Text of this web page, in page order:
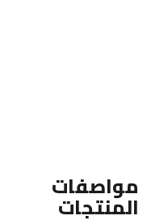
مواصفات
المنتجات